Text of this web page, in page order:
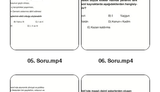
05. Soru.mp4 06. Soru.mp4